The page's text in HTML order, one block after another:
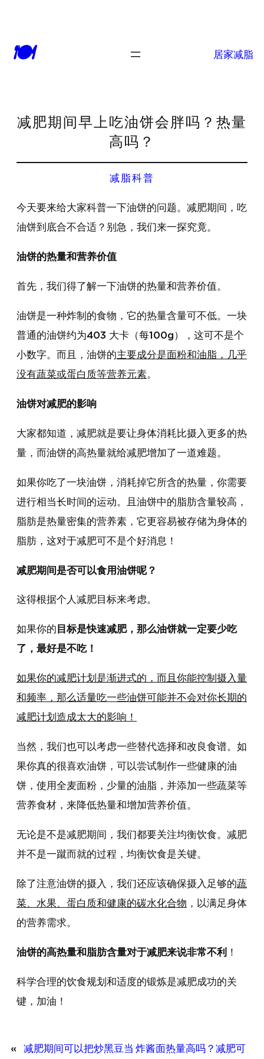
🍽 居家减脂
减肥期间早上吃油饼会胖吗？热量
高吗？
减脂科普
今天要来给大家科普一下油饼的问题。减肥期间，吃
油饼到底合不合适？别急，我们来一探究竟。
油饼的热量和营养价值
首先，我们得了解一下油饼的热量和营养价值。
油饼是一种炸制的食物，它的热量含量可不低。一块
普通的油饼约为403 大卡（每100g），这可不是个
小数字。而且，油饼的主要成分是面粉和油脂，几乎
没有蔬菜或蛋白质等营养元素。
油饼对减肥的影响
大家都知道，减肥就是要让身体消耗比摄入更多的热
量，而油饼的高热量就给减肥增加了一道难题。
如果你吃了一块油饼，消耗掉它所含的热量，你需要
进行相当长时间的运动。且油饼中的脂肪含量较高，
脂肪是热量密集的营养素，它更容易被存储为身体的
脂肪，这对于减肥可不是个好消息！
减肥期间是否可以食用油饼呢？
这得根据个人减肥目标来考虑。
如果你的 目标是快速减肥，那么油饼就一定要少吃
了，最好是不吃！
如果你的减肥计划是渐进式的，而且你能控制摄入量
和频率，那么适量吃一些油饼可能并不会对你长期的
减肥计划造成太大的影响！
当然，我们也可以考虑一些替代选择和改良食谱。如
果你真的很喜欢油饼，可以尝试制作一些健康的油
饼，使用全麦面粉，少量的油脂，并添加一些蔬菜等
营养食材，来降低热量和增加营养价值。
无论是不是减肥期间，我们都要关注均衡饮食。减肥
并不是一蹴而就的过程，均衡饮食是关键。
除了注意油饼的摄入，我们还应该确保摄入足够的蔬
菜、水果、蛋白质和健康的碳水化合物 ，以满足身体
的营养需求。
油饼的高热量和脂肪含量对于减肥来说非常不利 ！
科学合理的饮食规划和适度的锻炼是减肥成功的关
键，加油！
« 减肥期间可以把炒黑豆当 炸酱面热量高吗？减肥可